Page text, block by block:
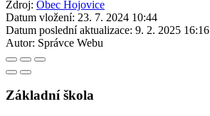
Zdroj: Obec Hojovice
Datum vložení: 23. 7. 2024 10:44
Datum poslední aktualizace: 9. 2. 2025 16:16
Autor: Správce Webu
Základní škola